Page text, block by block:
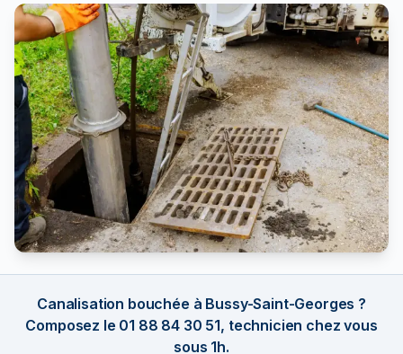
Canalisation bouchée à Bussy-Saint-Georges ?
Composez le 01 88 84 30 51, technicien chez vous
sous 1h.